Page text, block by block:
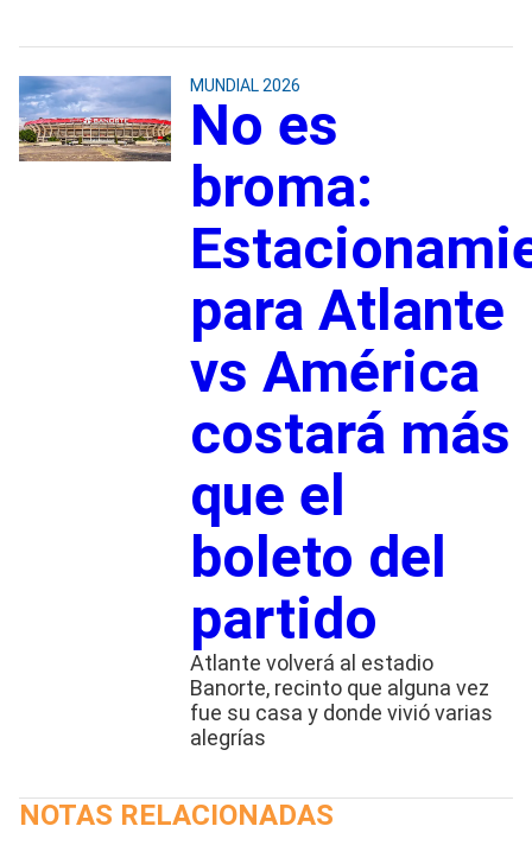
MUNDIAL 2026
No es
broma:
para Atlante
vs América
costará más
que el
boleto del
partido
Atlante volverá al estadio
Banorte, recinto que alguna vez
fue su casa y donde vivió varias
alegrías
NOTAS RELACIONADAS